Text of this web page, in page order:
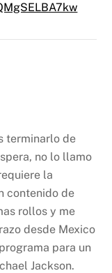
terminarlo de
no lo llamo
la
contenido de
rollos y me
desde Mexico
para un
Jackson.